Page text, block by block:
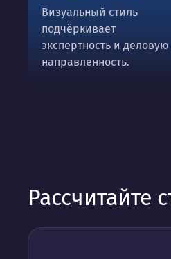
Визуальный стиль
подчёркивает
экспертность и деловую
направленность.
Рассчитайте